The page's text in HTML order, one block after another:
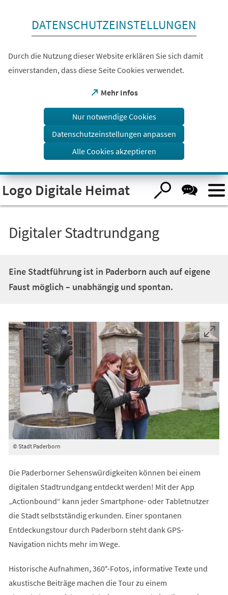
Visuelle
Assistenzsoftware
öffnen.
DATENSCHUTZEINSTELLUNGEN
Durch die Nutzung dieser Website erklären Sie sich damit
einverstanden, dass diese Seite Cookies verwendet.
Mehr Infos
(Öffnet
einem
Tab)
Nur notwendige Cookies
Datenschutzeinstellungen anpassen
Alle Cookies akzeptieren
Logo Digitale Heimat
Digitaler Stadtrundgang
Eine Stadtführung ist in Paderborn auch auf eigene
Faust möglich – unabhängig und spontan.
© Stadt Paderborn
Die Paderborner Sehenswürdigkeiten können bei einem
digitalen Stadtrundgang entdeckt werden! Mit der App
„Actionbound“ kann jeder Smartphone- oder Tabletnutzer
die Stadt selbstständig erkunden. Einer spontanen
Entdeckungstour durch Paderborn steht dank GPS-
Navigation nichts mehr im Wege.
Historische Aufnahmen, 360°-Fotos, informative Texte und
akustische Beiträge machen die Tour zu einem